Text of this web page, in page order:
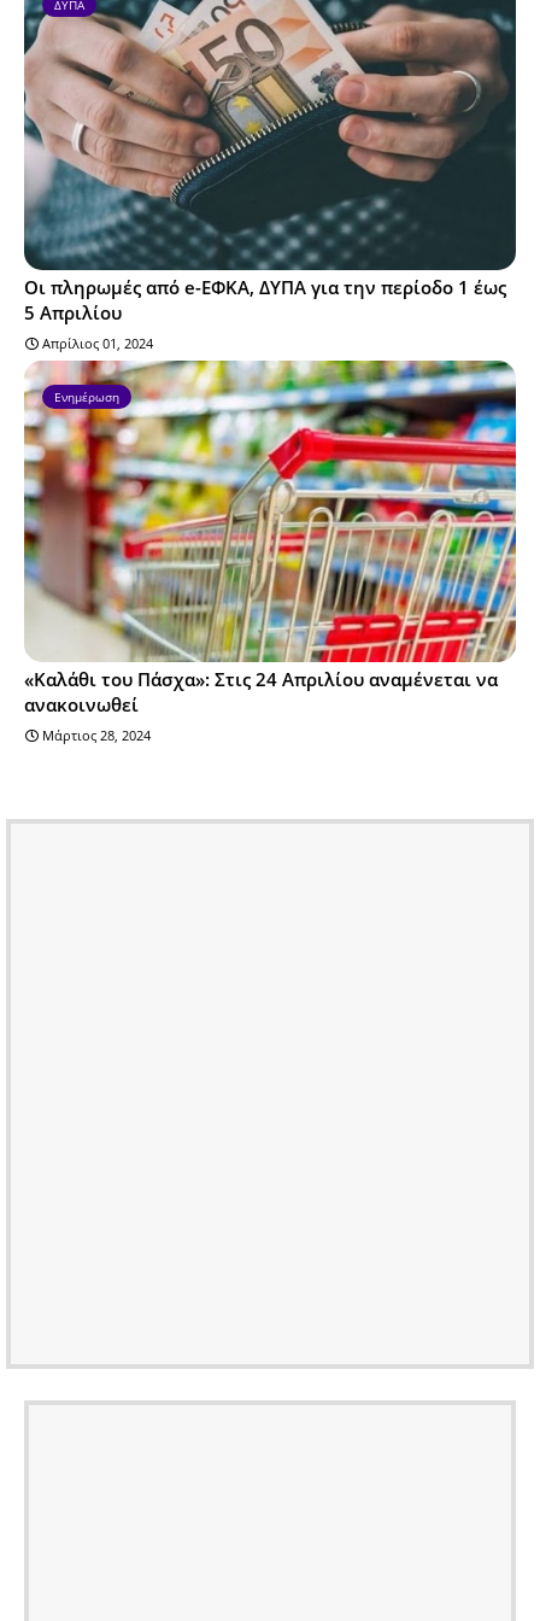
ΔΥΠΑ
Οι πληρωμές από e-ΕΦΚΑ, ΔΥΠΑ για την περίοδο 1 έως
5 Απριλίου
Απρίλιος 01, 2024
Ενημέρωση
«Καλάθι του Πάσχα»: Στις 24 Απριλίου αναμένεται να
ανακοινωθεί
Μάρτιος 28, 2024